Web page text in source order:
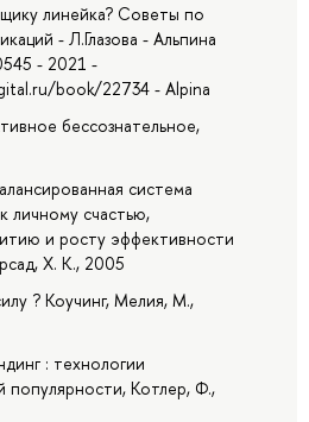
линейка? Советы по
- Л.Глазова - Альпина
- 2021 -
book/22734 - Alpina
бессознательное,
система
личному счастью,
и росту эффективности
Х. К., 2005
? Коучинг, Мелия, М.,
: технологии
популярности, Котлер, Ф.,